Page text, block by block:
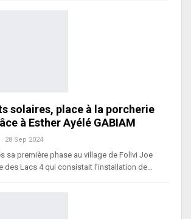
solaires, place à la porcherie
à Esther Ayélé GABIAM
28 Sep 2024
sa première phase au village de Folivi Joe
des Lacs 4 qui consistait l’installation de…